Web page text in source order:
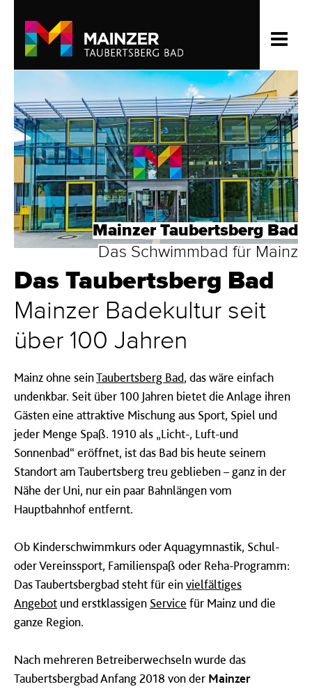
Mainzer Taubertsberg Bad
Das Schwimmbad für Mainz
Das Taubertsberg­ Bad
Mainz­er Bade­kultur seit
über 100 Jahren
Mainz ohne seinTaubertsberg Bad, das wäre einfach
undenkbar. Seit über 100 Jahren bietet die Anlage ihren
Gästen eine attraktive Mischung aus Sport, Spiel und
jeder Menge Spaß. 1910 als „Licht-, Luft-und
Sonnenbad“ eröffnet, ist das Bad bis heute seinem
Standort am Taubertsberg treu geblieben – ganz in der
Nähe der Uni, nur ein paar Bahnlängen vom
Hauptbahnhof entfernt.
Ob Kinderschwimmkurs oder Aquagymnastik, Schul-
oder Vereinssport, Familienspaß oder Reha-Programm:
Das Taubertsbergbad steht für einvielfältiges
Angebot und erstklassigen Service für Mainz und die
ganze Region.
Nach mehreren Betreiberwechseln wurde das
Taubertsbergbad Anfang 2018 von der Mainzer